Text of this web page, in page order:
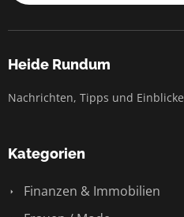
Heide Rundum
Nachrichten, Tipps und Einblicke
Kategorien
Finanzen & Immobilien